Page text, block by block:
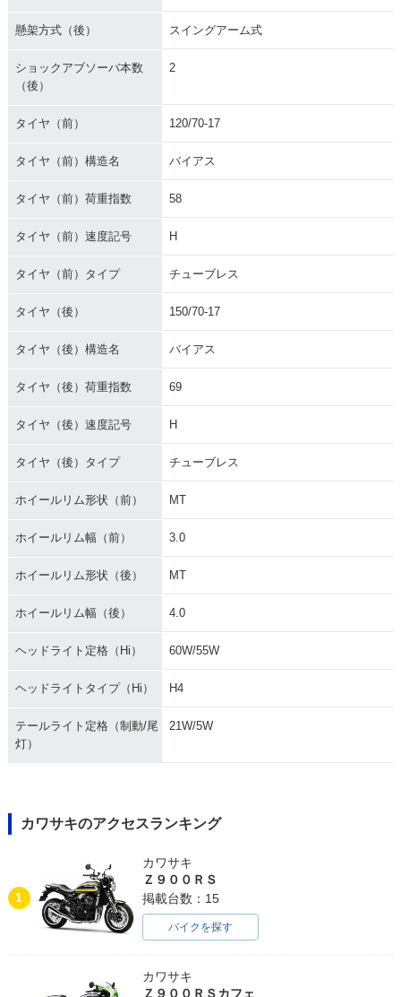
懸架方式（後） スイングアーム式
ショックアブソーバ本数
（後）
2
タイヤ（前） 120/70-17
タイヤ（前）構造名 バイアス
タイヤ（前）荷重指数 58
タイヤ（前）速度記号 H
タイヤ（前）タイプ チューブレス
タイヤ（後） 150/70-17
タイヤ（後）構造名 バイアス
タイヤ（後）荷重指数 69
タイヤ（後）速度記号 H
タイヤ（後）タイプ チューブレス
ホイールリム形状（前） MT
ホイールリム幅（前） 3.0
ホイールリム形状（後） MT
ホイールリム幅（後） 4.0
ヘッドライト定格（Hi） 60W/55W
ヘッドライトタイプ（Hi） H4
テールライト定格（制動/尾
灯）
21W/5W
カワサキのアクセスランキング
1
カワサキ
Ｚ９００ＲＳ
掲載台数：15
バイクを探す
カワサキ
Ｚ９００ＲＳカフェ